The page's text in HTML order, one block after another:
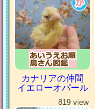
カナリアの仲間
イエローオパール
819 view